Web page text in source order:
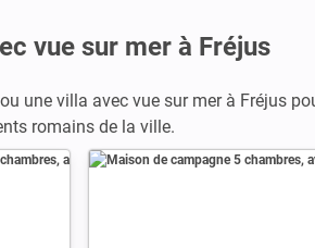
vue sur mer à Fréjus
une villa avec vue sur mer à Fréjus
romains de la ville.